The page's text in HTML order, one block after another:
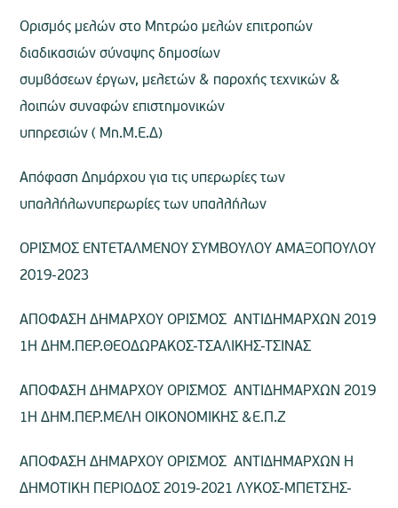
Ορισμός μελών στο Μητρώο μελών επιτροπών
διαδικασιών σύναψης δημοσίων
συμβάσεων έργων, μελετών & παροχής τεχνικών &
λοιπών συναφών επιστημονικών
υπηρεσιών ( Μη.Μ.Ε.Δ)
Απόφαση Δημάρχου για τις υπερωρίες των
υπαλλήλωνυπερωρίες των υπαλλήλων
ΟΡΙΣΜΟΣ ΕΝΤΕΤΑΛΜΕΝΟΥ ΣΥΜΒΟΥΛΟΥ ΑΜΑΞΟΠΟΥΛΟΥ
2019-2023
ΑΠΟΦΑΣΗ ΔΗΜΑΡΧΟΥ ΟΡΙΣΜΟΣ ΑΝΤΙΔΗΜΑΡΧΩΝ 2019
1Η ΔΗΜ.ΠΕΡ.ΘΕΟΔΩΡΑΚΟΣ-ΤΣΑΛΙΚΗΣ-ΤΣΙΝΑΣ
ΑΠΟΦΑΣΗ ΔΗΜΑΡΧΟΥ ΟΡΙΣΜΟΣ ΑΝΤΙΔΗΜΑΡΧΩΝ 2019
1Η ΔΗΜ.ΠΕΡ.ΜΕΛΗ ΟΙΚΟΝΟΜΙΚΗΣ &Ε.Π.Ζ
ΑΠΟΦΑΣΗ ΔΗΜΑΡΧΟΥ ΟΡΙΣΜΟΣ ΑΝΤΙΔΗΜΑΡΧΩΝ Η
ΔΗΜΟΤΙΚΗ ΠΕΡΙΟΔΟΣ 2019-2021 ΛΥΚΟΣ-ΜΠΕΤΣΗΣ-